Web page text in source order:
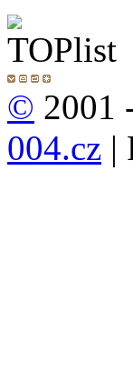
© 2001
004.cz |